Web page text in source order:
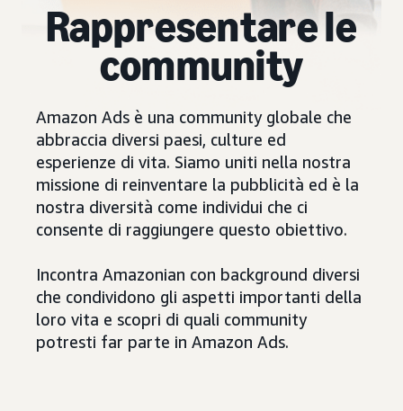
Rappresentare le
community
Amazon Ads è una community globale che
abbraccia diversi paesi, culture ed
esperienze di vita. Siamo uniti nella nostra
missione di reinventare la pubblicità ed è la
nostra diversità come individui che ci
consente di raggiungere questo obiettivo.
Incontra Amazonian con background diversi
che condividono gli aspetti importanti della
loro vita e scopri di quali community
potresti far parte in Amazon Ads.